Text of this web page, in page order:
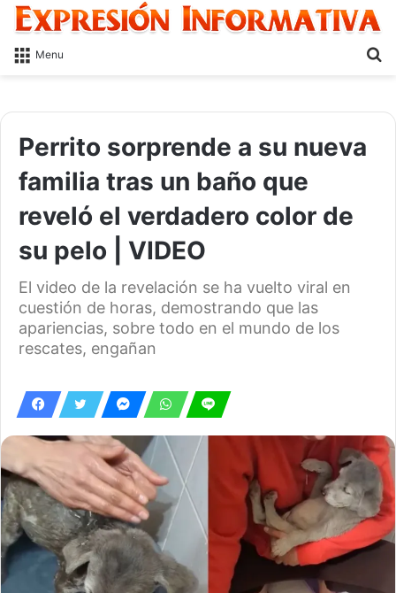
Menu
Perrito sorprende a su nueva
familia tras un baño que
reveló el verdadero color de
su pelo | VIDEO
El video de la revelación se ha vuelto viral en
cuestión de horas, demostrando que las
apariencias, sobre todo en el mundo de los
rescates, engañan